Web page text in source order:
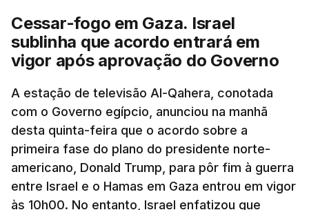
Cessar-fogo em Gaza. Israel
sublinha que acordo entrará em
vigor após aprovação do Governo
A estação de televisão Al-Qahera, conotada
com o Governo egípcio, anunciou na manhã
desta quinta-feira que o acordo sobre a
primeira fase do plano do presidente norte-
americano, Donald Trump, para pôr fim à guerra
entre Israel e o Hamas em Gaza entrou em vigor
às 10h00. No entanto, Israel enfatizou que